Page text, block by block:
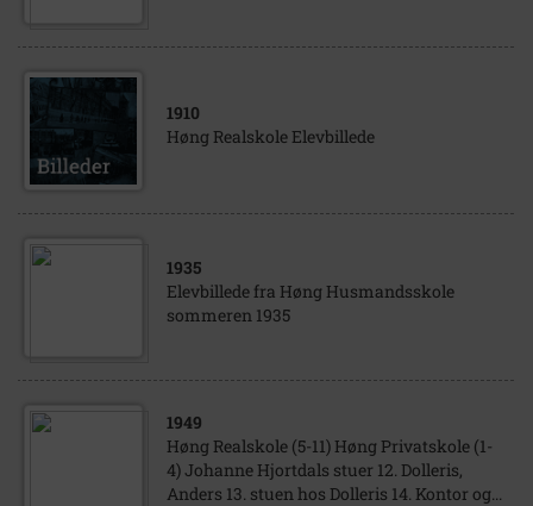
1910
Høng Realskole Elevbillede
1935
Elevbillede fra Høng Husmandsskole
sommeren 1935
1949
Høng Realskole (5-11) Høng Privatskole (1-
4) Johanne Hjortdals stuer 12. Dolleris,
Anders 13. stuen hos Dolleris 14. Kontor og...